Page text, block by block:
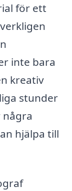
för ett
inte bara
kreativ
stunder
hjälpa till